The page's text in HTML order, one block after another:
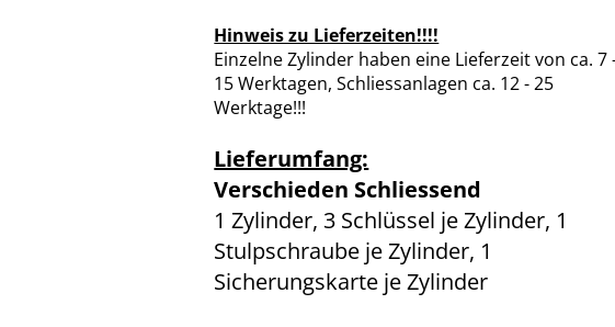
Hinweis zu Lieferzeiten!!!!
Einzelne Zylinder haben eine Lieferzeit von ca. 7
15 Werktagen, Schliessanlagen ca. 12 - 25
Werktage!!!
Lieferumfang:
Verschieden Schliessend
1 Zylinder, 3 Schlüssel je Zylinder, 1
Stulpschraube je Zylinder, 1
Sicherungskarte je Zylinder